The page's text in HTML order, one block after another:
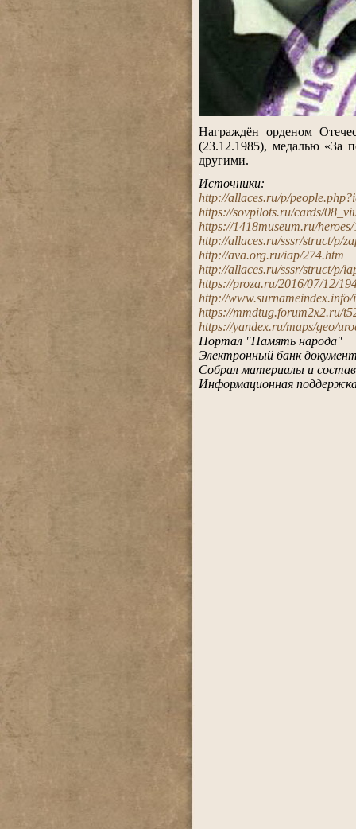
Награждён орденом
(23.12.1985), медалью «За
другими.
Источники:
http://allaces.ru/p/
https://sovpilots.ru/cards/
https://1418museum.ru/
http://allaces.ru/sssr/struct/p/
http://ava.org.ru/iap/274.htm
http://allaces.ru/sssr/struct/p/
https://proza.ru/2016/07/12/
http://
https://mmdtug.forum2x2.ru/
https://yandex.ru/maps/geo/
Портал "Память народа"
Электронный банк
Собрал материалы и
Информационная